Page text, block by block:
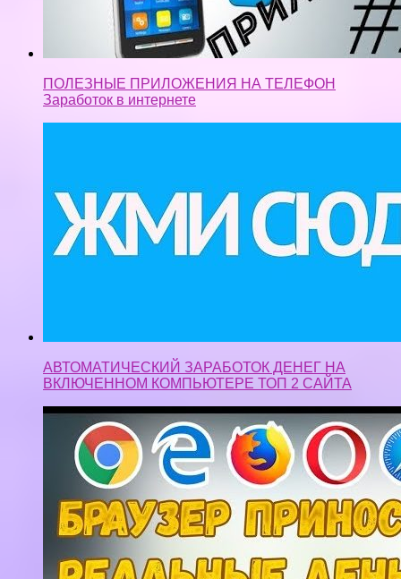
ПОЛЕЗНЫЕ ПРИЛОЖЕНИЯ НА ТЕЛЕФОН
Заработок в интернете
АВТОМАТИЧЕСКИЙ ЗАРАБОТОК ДЕНЕГ НА
ВКЛЮЧЕННОМ КОМПЬЮТЕРЕ ТОП 2 САЙТА